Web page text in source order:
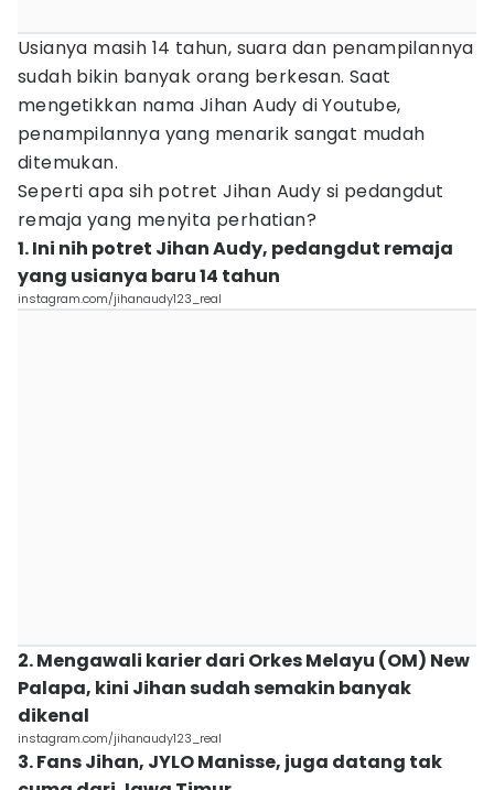
Usianya masih 14 tahun, suara dan penampilannya
sudah bikin banyak orang berkesan. Saat
mengetikkan nama Jihan Audy di Youtube,
penampilannya yang menarik sangat mudah
ditemukan.
Seperti apa sih potret Jihan Audy si pedangdut
remaja yang menyita perhatian?
1. Ini nih potret Jihan Audy, pedangdut remaja
yang usianya baru 14 tahun
instagram.com/jihanaudy123_real
2. Mengawali karier dari Orkes Melayu (OM) New
Palapa, kini Jihan sudah semakin banyak
dikenal
instagram.com/jihanaudy123_real
3. Fans Jihan, JYLO Manisse, juga datang tak